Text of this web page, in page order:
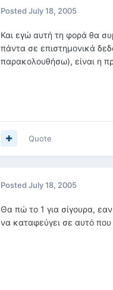
Posted July 18, 2005
Και εγώ αυτή τη φορά θα
πάντα σε επιστημονικά
παρακολουθήσω), είναι η
Quote
Posted July 18, 2005
Θα πώ το 1 για σίγουρα,
να καταφεύγει σε αυτό που